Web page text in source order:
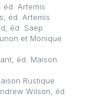
éd. Artemis
éd. Artemis
éd. Saep
et Monique
éd. Maison
Rustique
Wilson, éd.